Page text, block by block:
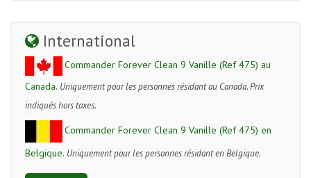
International
Commander Forever Clean 9 Vanille (Ref 475) au
Canada. Uniquement pour les personnes résidant au Canada. Prix
indiqués hors taxes.
Commander Forever Clean 9 Vanille (Ref 475) en
Belgique. Uniquement pour les personnes résidant en Belgique.